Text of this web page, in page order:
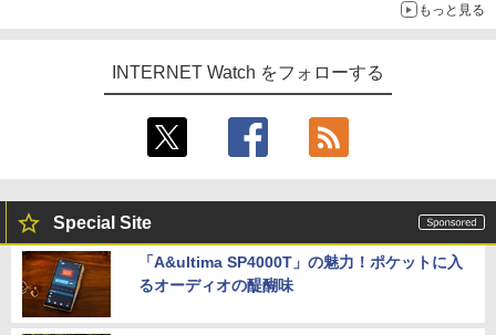
もっと見る
INTERNET Watch をフォローする
Special Site
「A&ultima SP4000T」の魅力！ポケットに入
るオーディオの醍醐味